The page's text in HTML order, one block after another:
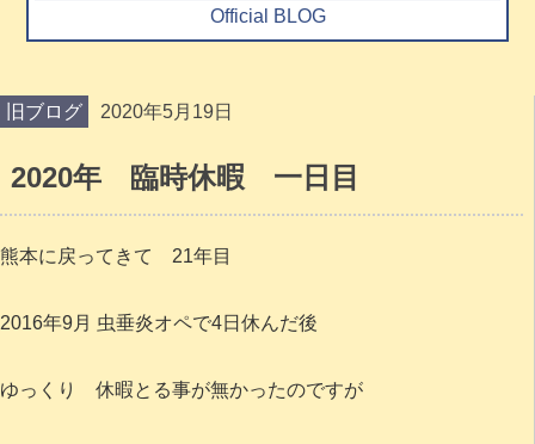
Official BLOG
旧ブログ 2020年5月19日
2020年 臨時休暇 一日目
熊本に戻ってきて 21年目
2016年9月 虫垂炎オペで4日休んだ後
ゆっくり 休暇とる事が無かったのですが